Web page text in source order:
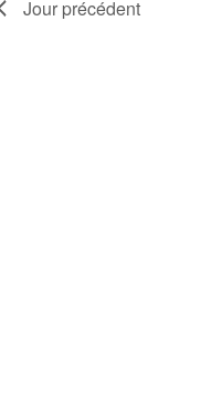
Jour précédent